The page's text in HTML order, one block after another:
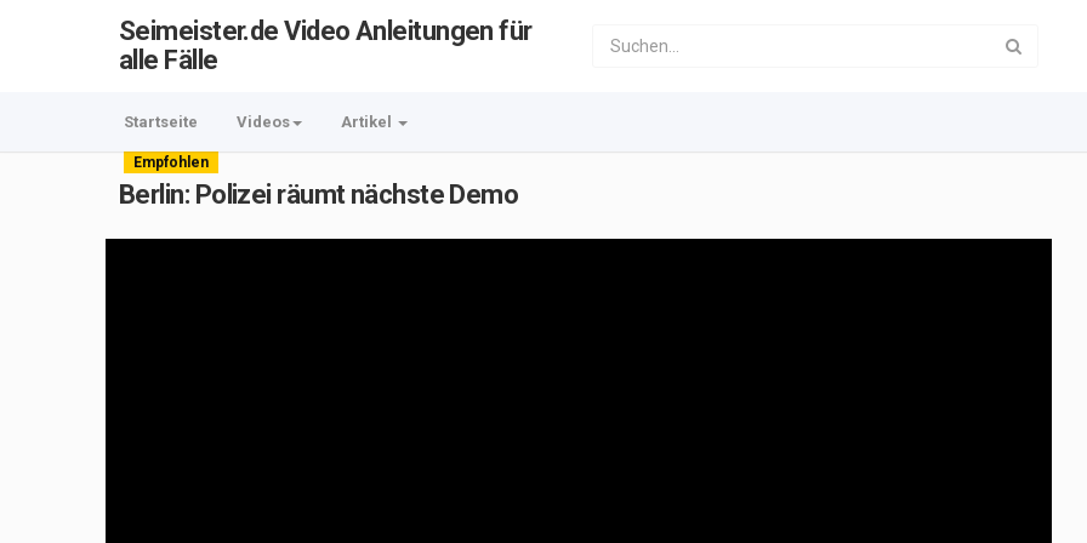
Seimeister.de Video Anleitungen für
alle Fälle
Startseite Videos Artikel
Empfohlen
Berlin: Polizei räumt nächste Demo